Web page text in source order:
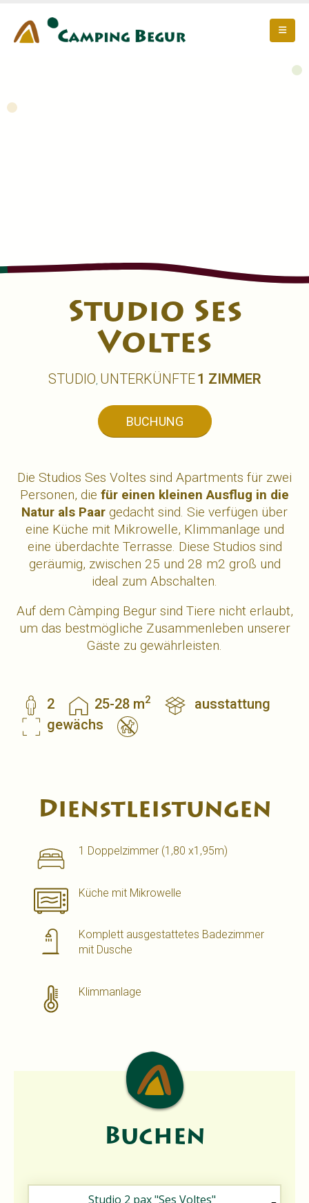
Studio Ses
Voltes
STUDIO, UNTERKÜNFTE1 ZIMMER
BUCHUNG
Die Studios Ses Voltes sind Apartments für zwei
Personen, die für einen kleinen Ausflug in die
Natur als Paar gedacht sind. Sie verfügen über
eine Küche mit Mikrowelle, Klimmanlage und
eine überdachte Terrasse. Diese Studios sind
geräumig, zwischen 25 und 28 m2 groß und
ideal zum Abschalten.
Auf dem Càmping Begur sind Tiere nicht erlaubt,
um das bestmögliche Zusammenleben unserer
Gäste zu gewährleisten.
2 25-28 m2
ausstattung
gewächs
Dienstleistungen
1 Doppelzimmer (1,80 x1,95m)
Küche mit Mikrowelle
Komplett ausgestattetes Badezimmer
mit Dusche
Klimmanlage
Buchen
Studio 2 pax "Ses Voltes"